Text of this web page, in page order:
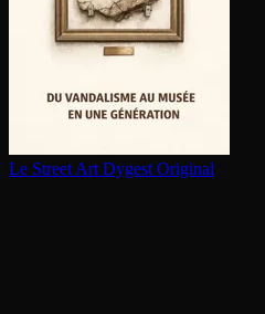
Le Street Art Dygest Original